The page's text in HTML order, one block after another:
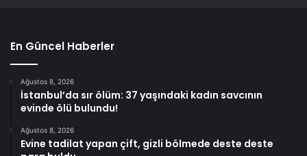
En Güncel Haberler
Ağustos 8, 2026
İstanbul’da sır ölüm: 37 yaşındaki kadın savcının
evinde ölü bulundu!
Ağustos 8, 2026
Evine tadilat yapan çift, gizli bölmede deste deste